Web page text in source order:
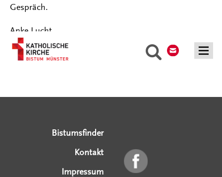
Suche
Gespräch.
Anke Lucht
Bistumsfinder
Kontakt
Impressum